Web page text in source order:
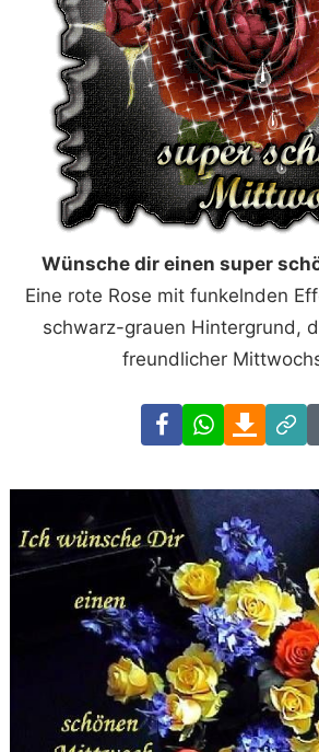
Wünsche dir einen super
Eine rote Rose mit funkelnden
schwarz-grauen Hintergrund,
freundlicher
FacebookWhatsApp
Link